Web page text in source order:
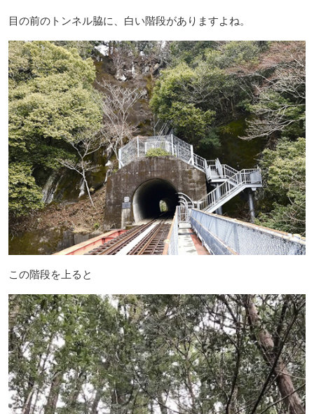
目の前のトンネル脇に、白い階段がありますよね。
この階段を上ると